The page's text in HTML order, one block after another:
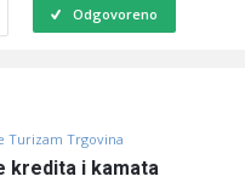
Odgovoreno
Turizam Trgovina
kredita i kamata